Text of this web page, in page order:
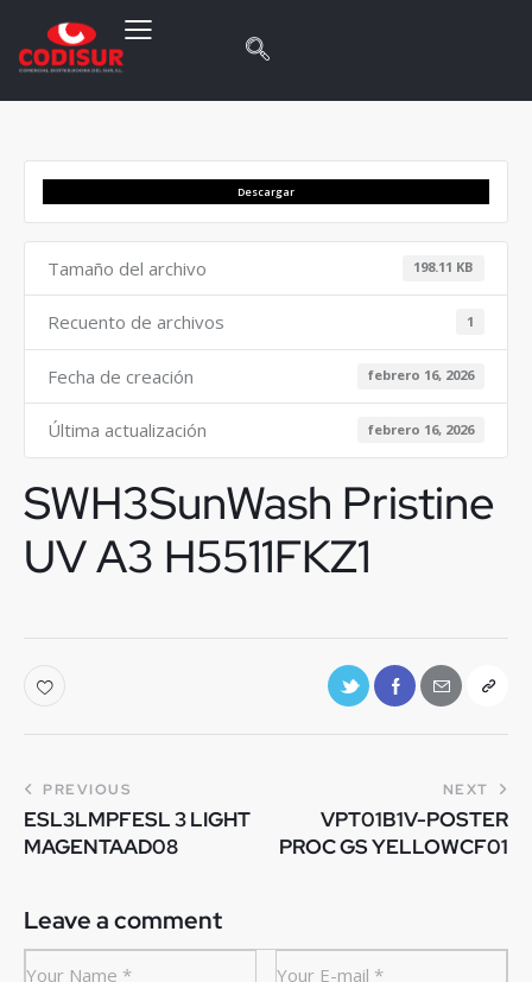
Descargar
Tamaño del archivo 198.11 KB
Recuento de archivos 1
Fecha de creación febrero 16, 2026
Última actualización febrero 16, 2026
SWH3SunWash Pristine
UV A3 H5511FKZ1
PREVIOUS
ESL3LMPFESL 3 LIGHT
MAGENTAAD08
NEXT
VPT01B1V-POSTER
PROC GS YELLOWCF01
Leave a comment